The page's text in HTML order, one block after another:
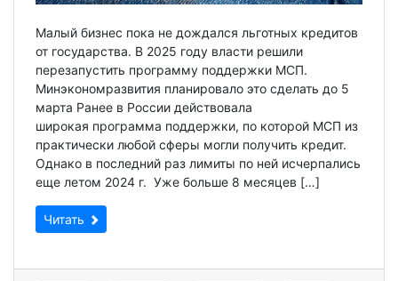
Малый бизнес пока не дождался льготных кредитов
от государства. В 2025 году власти решили
перезапустить программу поддержки МСП.
Минэкономразвития планировало это сделать до 5
марта Ранее в России действовала
широкая программа поддержки, по которой МСП из
практически любой сферы могли получить кредит.
Однако в последний раз лимиты по ней исчерпались
еще летом 2024 г. Уже больше 8 месяцев […]
Читать